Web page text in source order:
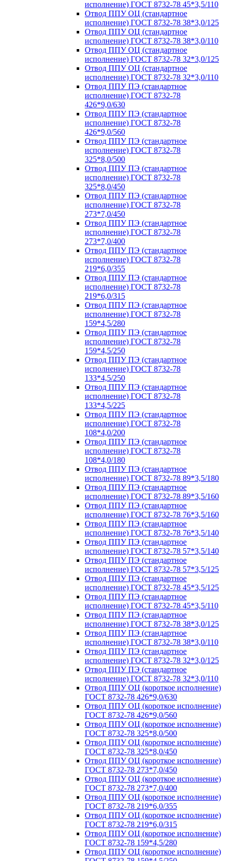
исполнение) ГОСТ 8732-78 45*3,5/110
Отвод ППУ ОЦ (стандартное
исполнение) ГОСТ 8732-78 38*3,0/125
Отвод ППУ ОЦ (стандартное
исполнение) ГОСТ 8732-78 38*3,0/110
Отвод ППУ ОЦ (стандартное
исполнение) ГОСТ 8732-78 32*3,0/125
Отвод ППУ ОЦ (стандартное
исполнение) ГОСТ 8732-78 32*3,0/110
Отвод ППУ ПЭ (стандартное
исполнение) ГОСТ 8732-78
426*9,0/630
Отвод ППУ ПЭ (стандартное
исполнение) ГОСТ 8732-78
426*9,0/560
Отвод ППУ ПЭ (стандартное
исполнение) ГОСТ 8732-78
325*8,0/500
Отвод ППУ ПЭ (стандартное
исполнение) ГОСТ 8732-78
325*8,0/450
Отвод ППУ ПЭ (стандартное
исполнение) ГОСТ 8732-78
273*7,0/450
Отвод ППУ ПЭ (стандартное
исполнение) ГОСТ 8732-78
273*7,0/400
Отвод ППУ ПЭ (стандартное
исполнение) ГОСТ 8732-78
219*6,0/355
Отвод ППУ ПЭ (стандартное
исполнение) ГОСТ 8732-78
219*6,0/315
Отвод ППУ ПЭ (стандартное
исполнение) ГОСТ 8732-78
159*4,5/280
Отвод ППУ ПЭ (стандартное
исполнение) ГОСТ 8732-78
159*4,5/250
Отвод ППУ ПЭ (стандартное
исполнение) ГОСТ 8732-78
133*4,5/250
Отвод ППУ ПЭ (стандартное
исполнение) ГОСТ 8732-78
133*4,5/225
Отвод ППУ ПЭ (стандартное
исполнение) ГОСТ 8732-78
108*4,0/200
Отвод ППУ ПЭ (стандартное
исполнение) ГОСТ 8732-78
108*4,0/180
Отвод ППУ ПЭ (стандартное
исполнение) ГОСТ 8732-78 89*3,5/180
Отвод ППУ ПЭ (стандартное
исполнение) ГОСТ 8732-78 89*3,5/160
Отвод ППУ ПЭ (стандартное
исполнение) ГОСТ 8732-78 76*3,5/160
Отвод ППУ ПЭ (стандартное
исполнение) ГОСТ 8732-78 76*3,5/140
Отвод ППУ ПЭ (стандартное
исполнение) ГОСТ 8732-78 57*3,5/140
Отвод ППУ ПЭ (стандартное
исполнение) ГОСТ 8732-78 57*3,5/125
Отвод ППУ ПЭ (стандартное
исполнение) ГОСТ 8732-78 45*3,5/125
Отвод ППУ ПЭ (стандартное
исполнение) ГОСТ 8732-78 45*3,5/110
Отвод ППУ ПЭ (стандартное
исполнение) ГОСТ 8732-78 38*3,0/125
Отвод ППУ ПЭ (стандартное
исполнение) ГОСТ 8732-78 38*3,0/110
Отвод ППУ ПЭ (стандартное
исполнение) ГОСТ 8732-78 32*3,0/125
Отвод ППУ ПЭ (стандартное
исполнение) ГОСТ 8732-78 32*3,0/110
Отвод ППУ ОЦ (короткое исполнение)
ГОСТ 8732-78 426*9,0/630
Отвод ППУ ОЦ (короткое исполнение)
ГОСТ 8732-78 426*9,0/560
Отвод ППУ ОЦ (короткое исполнение)
ГОСТ 8732-78 325*8,0/500
Отвод ППУ ОЦ (короткое исполнение)
ГОСТ 8732-78 325*8,0/450
Отвод ППУ ОЦ (короткое исполнение)
ГОСТ 8732-78 273*7,0/450
Отвод ППУ ОЦ (короткое исполнение)
ГОСТ 8732-78 273*7,0/400
Отвод ППУ ОЦ (короткое исполнение)
ГОСТ 8732-78 219*6,0/355
Отвод ППУ ОЦ (короткое исполнение)
ГОСТ 8732-78 219*6,0/315
Отвод ППУ ОЦ (короткое исполнение)
ГОСТ 8732-78 159*4,5/280
Отвод ППУ ОЦ (короткое исполнение)